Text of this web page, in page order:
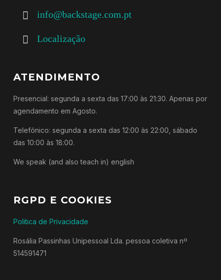
info@backstage.com.pt
Localização
ATENDIMENTO
Presencial: segunda a sexta das 17:00 às 21:30. Apenas por
agendamento em Agosto.
Telefónico: segunda a sexta das 12:00 às 22:00, sábado
das 10:00 às 18:00.
We speak (and also teach in) english
RGPD E COOKIES
Politica de Privacidade
Rosália Passinhas Unipessoal Lda. pessoa coletiva nº
514591471